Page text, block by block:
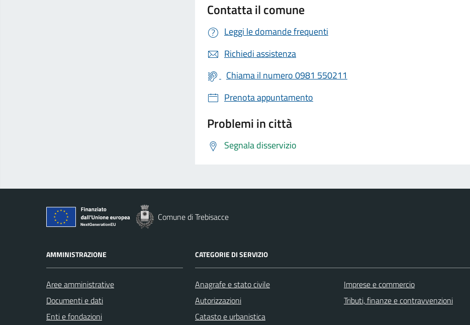
Contatta il comune
Leggi le domande frequenti
Richiedi assistenza
Chiama il numero 0981 550211
Prenota appuntamento
Problemi in città
Segnala disservizio
Comune di Trebisacce
AMMINISTRAZIONE
Aree amministrative
Documenti e dati
Enti e fondazioni
CATEGORIE DI SERVIZIO
Anagrafe e stato civile
Autorizzazioni
Catasto e urbanistica
Imprese e commercio
Tributi, finanze e contravvenzioni